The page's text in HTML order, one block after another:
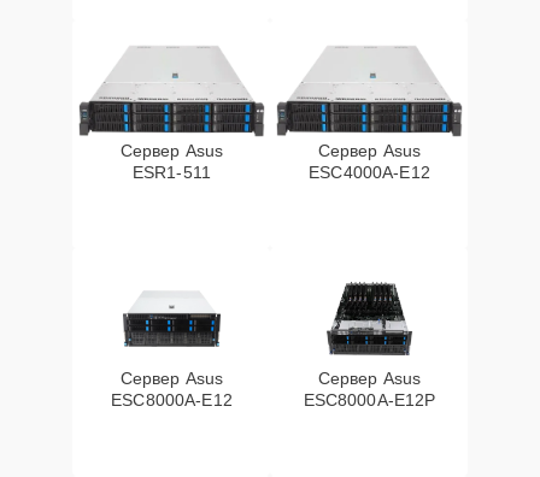
Сервер Asus
ESR1-511
Сервер Asus
ESC4000A-E12
Сервер Asus
ESC8000A-E12
Сервер Asus
ESC8000A-E12P